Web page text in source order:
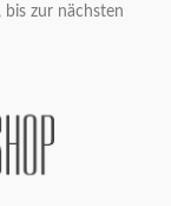
zur nächsten